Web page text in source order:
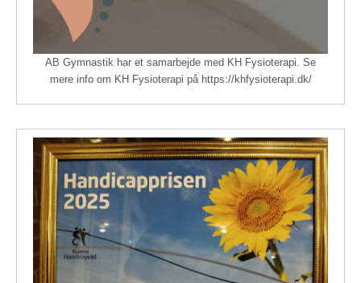
AB Gymnastik har et samarbejde med KH Fysioterapi. Se
mere info om KH Fysioterapi på https://khfysioterapi.dk/